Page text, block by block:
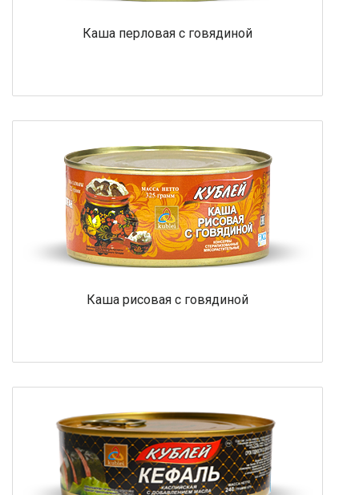
Каша перловая с говядиной
Каша рисовая с говядиной